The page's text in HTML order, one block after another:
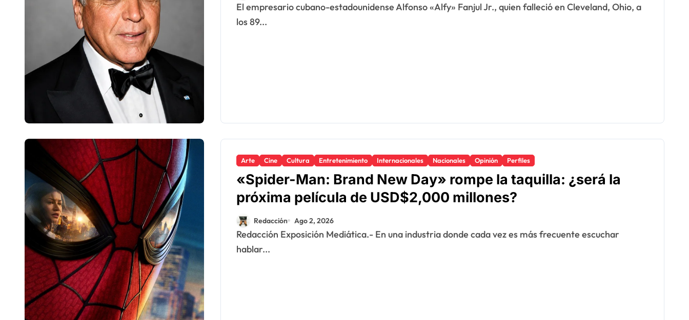
El empresario cubano-estadounidense Alfonso «Alfy» Fanjul Jr., quien falleció en Cleveland, Ohio, a
los 89...
Arte Cine Cultura Entretenimiento Internacionales Nacionales Opinión Perfiles
«Spider-Man: Brand New Day» rompe la taquilla: ¿será la
próxima película de USD$2,000 millones?
Redacción Ago 2, 2026
Redacción Exposición Mediática.- En una industria donde cada vez es más frecuente escuchar
hablar...